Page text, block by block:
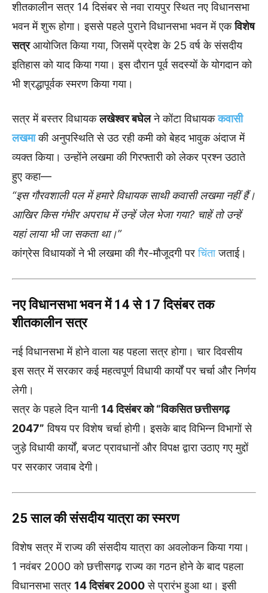
शीतकालीन सत्र 14 दिसंबर से नवा रायपुर स्थित नए विधानसभा
भवन में शुरू होगा। इससे पहले पुराने विधानसभा भवन में एकविशेष
सत्रआयोजित किया गया, जिसमें प्रदेश के 25 वर्ष के संसदीय
इतिहास को याद किया गया। इस दौरान पूर्व सदस्यों के योगदान को
भी श्रद्धापूर्वक स्मरण किया गया।
सत्र में बस्तर विधायकलखेश्वर बघेलने कोंटा विधायककवासी
लखमाकी अनुपस्थिति से उठ रही कमी को बेहद भावुक अंदाज में
व्यक्त किया। उन्होंने लखमा की गिरफ्तारी को लेकर प्रश्न उठाते
हुए कहा—
“इस गौरवशाली पल में हमारे विधायक साथी कवासी लखमा नहीं हैं।
आखिर किस गंभीर अपराध में उन्हें जेल भेजा गया? चाहें तो उन्हें
यहां लाया भी जा सकता था।”
कांग्रेस विधायकों ने भी लखमा की गैर-मौजूदगी परचिंताजताई।
नए विधानसभा भवन में 14 से 17 दिसंबर तक
शीतकालीन सत्र
नई विधानसभा में होने वाला यह पहला सत्र होगा। चार दिवसीय
इस सत्र में सरकार कई महत्वपूर्ण विधायी कार्यों पर चर्चा और निर्णय
लेगी।
सत्र के पहले दिन यानी 14 दिसंबर को “विकसित छत्तीसगढ़
2047” विषय पर विशेष चर्चा होगी। इसके बाद विभिन्न विभागों से
जुड़े विधायी कार्यों, बजट प्रावधानों और विपक्ष द्वारा उठाए गए मुद्दों
पर सरकार जवाब देगी।
25 साल की संसदीय यात्रा का स्मरण
विशेष सत्र में राज्य की संसदीय यात्रा का अवलोकन किया गया।
1 नवंबर 2000 को छत्तीसगढ़ राज्य का गठन होने के बाद पहला
विधानसभा सत्र 14 दिसंबर 2000से प्रारंभ हुआ था। इसी